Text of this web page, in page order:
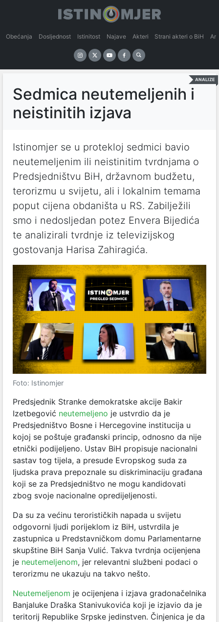
Obećanja Dosljednost Istinitost Najave Akteri Strani akteri o BiH
ANALIZE
Sedmica neutemeljenih i
neistinitih izjava
Istinomjer se u protekloj sedmici bavio
neutemeljenim ili neistinitim tvrdnjama o
Predsjedništvu BiH, državnom budžetu,
terorizmu u svijetu, ali i lokalnim temama
poput cijena obdaništa u RS. Zabilježili
smo i nedosljedan potez Envera Bijedića
te analizirali tvrdnje iz televizijskog
gostovanja Harisa Zahiragića.
Foto: Istinomjer
Predsjednik Stranke demokratske akcije Bakir
Izetbegović neutemeljeno je ustvrdio da je
Predsjedništvo Bosne i Hercegovine institucija u
kojoj se poštuje građanski princip, odnosno da nije
etnički podijeljeno. Ustav BiH propisuje nacionalni
sastav tog tijela, a presude Evropskog suda za
ljudska prava prepoznale su diskriminaciju građana
koji se za Predsjedništvo ne mogu kandidovati
zbog svoje nacionalne opredijeljenosti.
Da su za većinu terorističkih napada u svijetu
odgovorni ljudi porijeklom iz BiH, ustvrdila je
zastupnica u Predstavničkom domu Parlamentarne
skupštine BiH Sanja Vulić. Takva tvrdnja ocijenjena
je neutemeljenom, jer relevantni službeni podaci o
terorizmu ne ukazuju na takvo nešto.
Neutemeljenom je ocijenjena i izjava gradonačelnika
Banjaluke Draška Stanivukovića koji je izjavio da je
teritorij Republike Srpske jedinstven. Činjenica je da